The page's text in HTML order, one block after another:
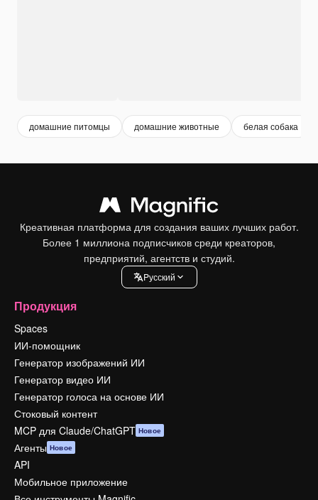
домашние питомцы домашние животные белая собака
Креативная платформа для создания ваших лучших работ.
Более 1 миллиона подписчиков среди креаторов,
предприятий, агентств и студий.
Pусский
Продукция
Spaces
ИИ-помощник
Генератор изображений ИИ
Генератор видео ИИ
Генератор голоса на основе ИИ
Стоковый контент
MCP для Claude/ChatGPT Новое
Агенты Новое
API
Мобильное приложение